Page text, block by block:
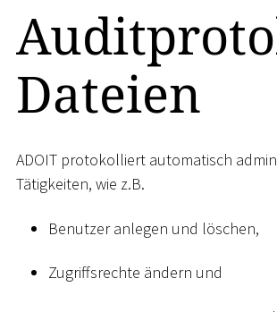
Dateien
ADOIT protokolliert automatisch
Tätigkeiten, wie z.B.
Benutzer anlegen und löschen,
Zugriffsrechte ändern und